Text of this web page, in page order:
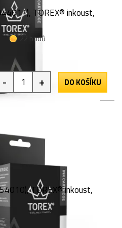
TOREX® inkoust,
22 bodů
- + DO KOŠÍKU
TOREX® inkoust,